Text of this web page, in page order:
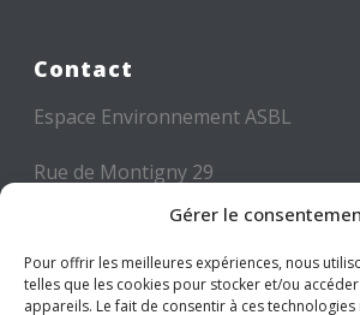
Gérer le
Pour offrir les meilleures expériences, nous
telles que les cookies pour stocker et/ou
appareils. Le fait de consentir à ces
Contact
Espace Environnement ASBL
Rue de Montigny 29
6000 CHARLEROI
Tél: +32 71 300 300
Mail: info@espace-